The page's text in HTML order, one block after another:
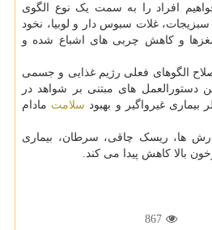
افراد را به سمت یک نوع الگوی
غلات سبوس دار و لوبیا، نخود
و کاهش چربی های اشباع شده و
الگوهای فعلی رژیم غذایی و جسمی
دستورالعمل های مبتنی بر شواهد در
غیرواگیر و بهبود سلامت مادام
ها، ریسک چاقی، سرطان، بیماری
بالا کاهش پیدا می کند.
867